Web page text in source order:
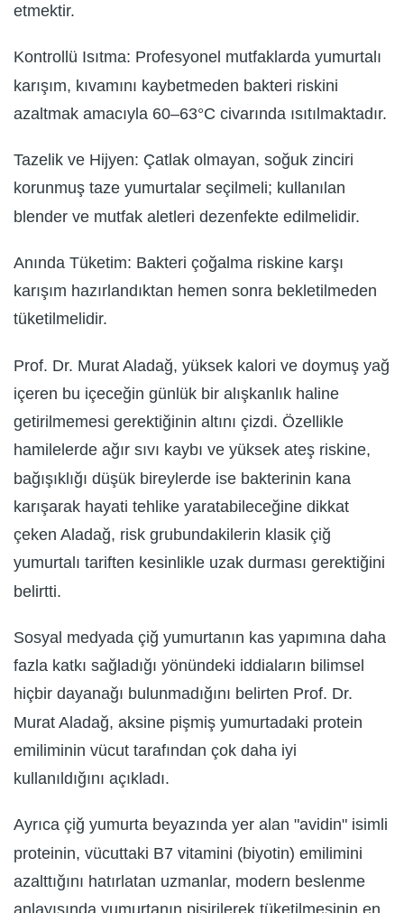
etmektir.
Kontrollü Isıtma: Profesyonel mutfaklarda yumurtalı
karışım, kıvamını kaybetmeden bakteri riskini
azaltmak amacıyla 60–63°C civarında ısıtılmaktadır.
Tazelik ve Hijyen: Çatlak olmayan, soğuk zinciri
korunmuş taze yumurtalar seçilmeli; kullanılan
blender ve mutfak aletleri dezenfekte edilmelidir.
Anında Tüketim: Bakteri çoğalma riskine karşı
karışım hazırlandıktan hemen sonra bekletilmeden
tüketilmelidir.
Prof. Dr. Murat Aladağ, yüksek kalori ve doymuş yağ
içeren bu içeceğin günlük bir alışkanlık haline
getirilmemesi gerektiğinin altını çizdi. Özellikle
hamilelerde ağır sıvı kaybı ve yüksek ateş riskine,
bağışıklığı düşük bireylerde ise bakterinin kana
karışarak hayati tehlike yaratabileceğine dikkat
çeken Aladağ, risk grubundakilerin klasik çiğ
yumurtalı tariften kesinlikle uzak durması gerektiğini
belirtti.
Sosyal medyada çiğ yumurtanın kas yapımına daha
fazla katkı sağladığı yönündeki iddiaların bilimsel
hiçbir dayanağı bulunmadığını belirten Prof. Dr.
Murat Aladağ, aksine pişmiş yumurtadaki protein
emiliminin vücut tarafından çok daha iyi
kullanıldığını açıkladı.
Ayrıca çiğ yumurta beyazında yer alan "avidin" isimli
proteinin, vücuttaki B7 vitamini (biyotin) emilimini
azalttığını hatırlatan uzmanlar, modern beslenme